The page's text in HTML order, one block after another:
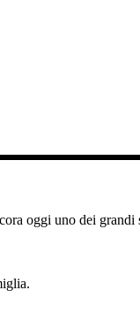
oggi uno dei grandi